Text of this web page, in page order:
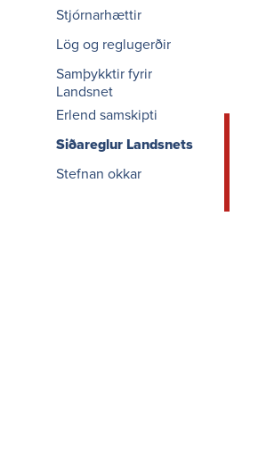
Stjórnarhættir
Lög og reglugerðir
Samþykktir fyrir
Landsnet
Erlend samskipti
Siðareglur Landsnets
Stefnan okkar